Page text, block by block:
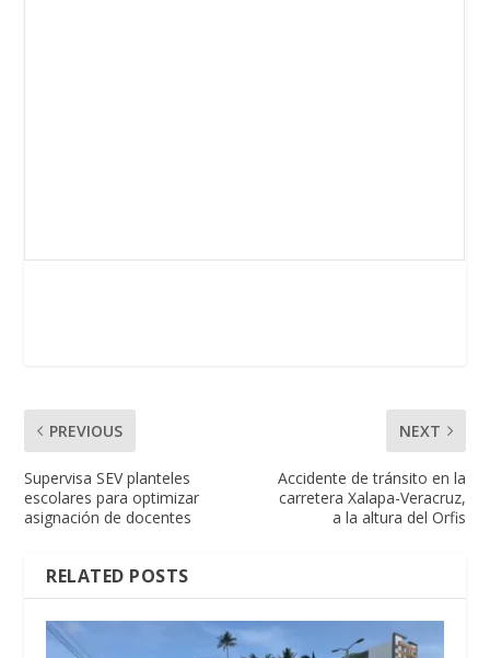
PREVIOUS
Supervisa SEV planteles
escolares para optimizar
asignación de docentes
NEXT
Accidente de tránsito en la
carretera Xalapa-Veracruz,
a la altura del Orfis
RELATED POSTS